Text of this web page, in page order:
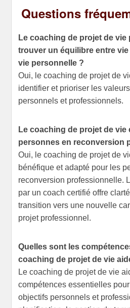
Questions
Le coaching de projet de vie
trouver un équilibre entre
vie personnelle ?
Oui, le coaching de projet de
identifier et prioriser les
personnels et professionnels.
Le coaching de projet de vie
personnes en reconversion
Oui, le coaching de projet de
bénéfique et adapté pour les
reconversion professionnelle.
par un coach certifié offre
transition vers une nouvelle
projet professionnel.
Quelles sont les
coaching de projet de vie
Le coaching de projet de vie
compétences essentielles
objectifs personnels et